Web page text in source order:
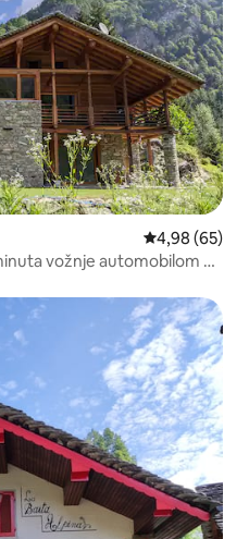
„Odabrali gosti”
Prosječna
4,98 (65)
vožnje automobilom od